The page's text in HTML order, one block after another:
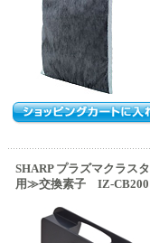
SHARP プラズマクラス
用≫交換素子 IZ-CB200